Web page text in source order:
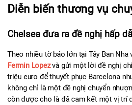
Diễn biến thương vụ
Chelsea đưa ra đề nghị hấp
Theo nhiều tờ báo lớn tại Tây Ban Nha
Fermin Lopez và gửi một lời đề nghị
triệu euro để thuyết phục Barcelona
không chỉ là một đề nghị chuyển
còn được cho là đã cam kết một vị trí